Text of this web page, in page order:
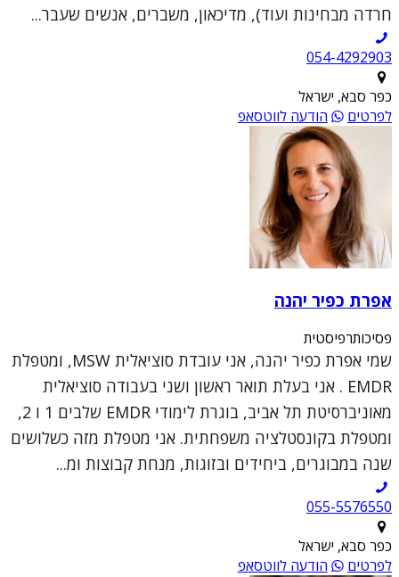
חרדה מבחינות ועוד), מדיכאון, משברים, אנשים שעבר...
054-4292903
כפר סבא, ישראל
לפרטים
הודעה לווטסאפ
אפרת כפיר יהנה
פסיכותרפיסטית
שמי אפרת כפיר יהנה, אני עובדת סוציאלית MSW, ומטפלת
EMDR . אני בעלת תואר ראשון ושני בעבודה סוציאלית
מאוניברסיטת תל אביב, בוגרת לימודי EMDR שלבים 1 ו 2,
ומטפלת בקונסטלציה משפחתית. אני מטפלת מזה כשלושים
שנה במבוגרים, ביחידים ובזוגות, מנחת קבוצות ומ...
055-5576550
כפר סבא, ישראל
לפרטים
הודעה לווטסאפ